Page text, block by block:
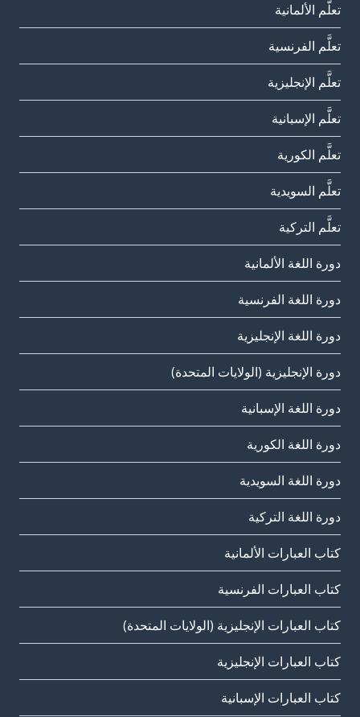
تعلَّم الألمانية
تعلَّم الفرنسية
تعلَّم الإنجليزية
تعلَّم الإسبانية
تعلَّم الكورية
تعلَّم السويدية
تعلَّم التركية
دورة اللغة الألمانية
دورة اللغة الفرنسية
دورة اللغة الإنجليزية
دورة الإنجليزية (الولايات المتحدة)
دورة اللغة الإسبانية
دورة اللغة الكورية
دورة اللغة السويدية
دورة اللغة التركية
كتاب العبارات الألمانية
كتاب العبارات الفرنسية
كتاب العبارات الإنجليزية (الولايات المتحدة)
كتاب العبارات الإنجليزية
كتاب العبارات الإسبانية